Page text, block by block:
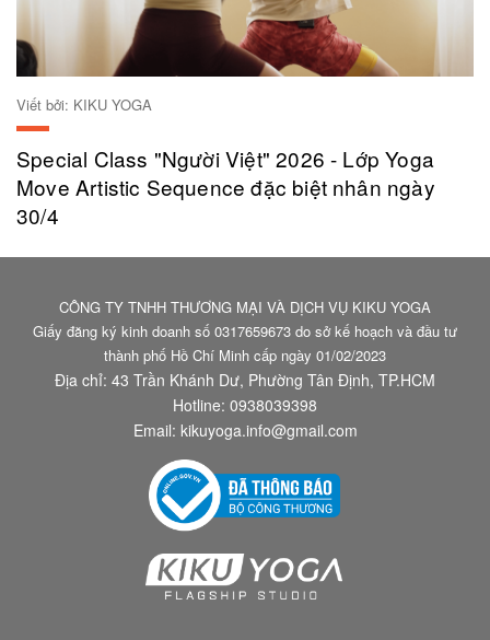
Viết bởi: KIKU YOGA
Special Class "Người Việt" 2026 - Lớp Yoga
Move Artistic Sequence đặc biệt nhân ngày
30/4
CÔNG TY TNHH THƯƠNG MẠI VÀ DỊCH VỤ KIKU YOGA
Giấy đăng ký kinh doanh số 0317659673 do sở kế hoạch và đầu tư
thành phố Hồ Chí Minh cấp ngày 01/02/2023
Địa chỉ: 43 Trần Khánh Dư, Phường Tân Định, TP.HCM
Hotline: 0938039398
Email: kikuyoga.info@gmail.com